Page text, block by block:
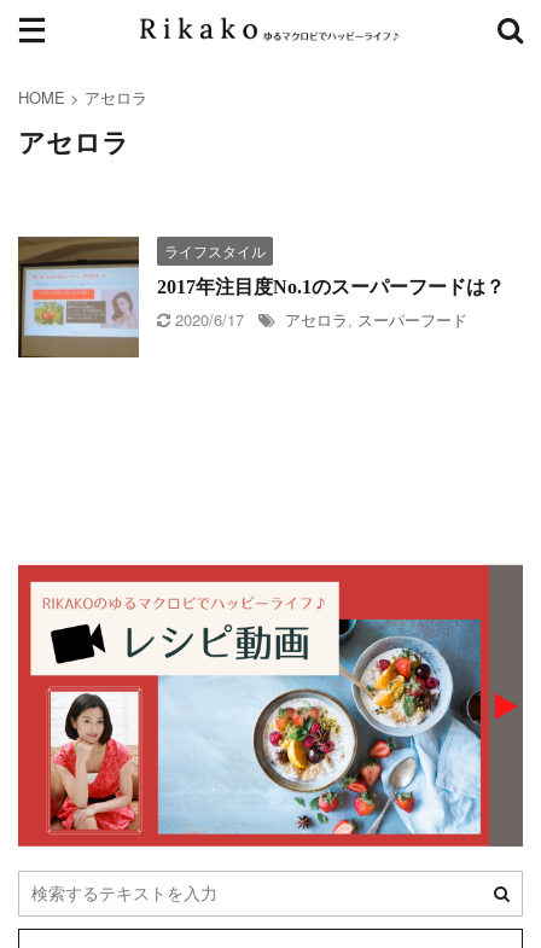
HOME > アセロラ
アセロラ
ライフスタイル
2017年注目度No.1のスーパーフードは？
2020/6/17 アセロラ, スーパーフード